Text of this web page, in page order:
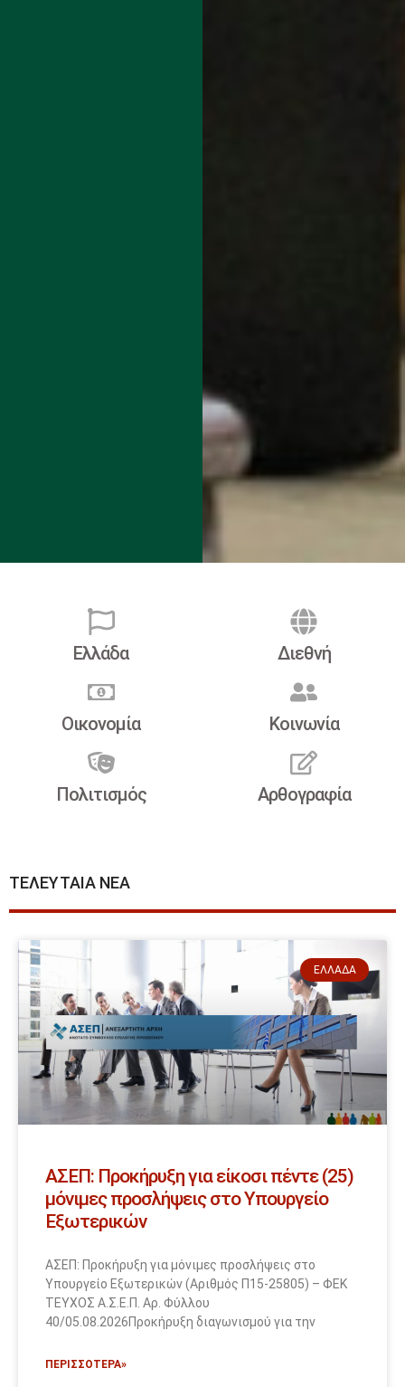
Ελλάδα Διεθνή
Οικονομία Κοινωνία
Πολιτισμός Αρθογραφία
ΤΕΛΕΥΤΑΙΑ ΝΕΑ
ΕΛΛΆΔΑ
ΑΣΕΠ: Προκήρυξη για είκοσι πέντε (25)
μόνιμες προσλήψεις στο Υπουργείο
Εξωτερικών
ΑΣΕΠ: Προκήρυξη για μόνιμες προσλήψεις στο
Υπουργείο Εξωτερικών (Αριθμός Π15-25805) – ΦΕΚ
ΤΕΥΧΟΣ Α.Σ.Ε.Π. Αρ. Φύλλου
40/05.08.2026Προκήρυξη διαγωνισμού για την
ΠΕΡΙΣΣΟΤΕΡΑ»